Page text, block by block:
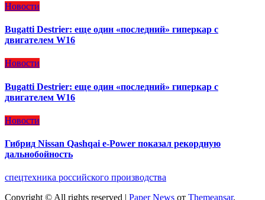
Новости
Bugatti Destrier: еще один «последний» гиперкар с
двигателем W16
Новости
Bugatti Destrier: еще один «последний» гиперкар с
двигателем W16
Новости
Гибрид Nissan Qashqai e-Power показал рекордную
дальнобойность
спецтехника российского производства
Copyright © All rights reserved | Paper News от Themeansar.